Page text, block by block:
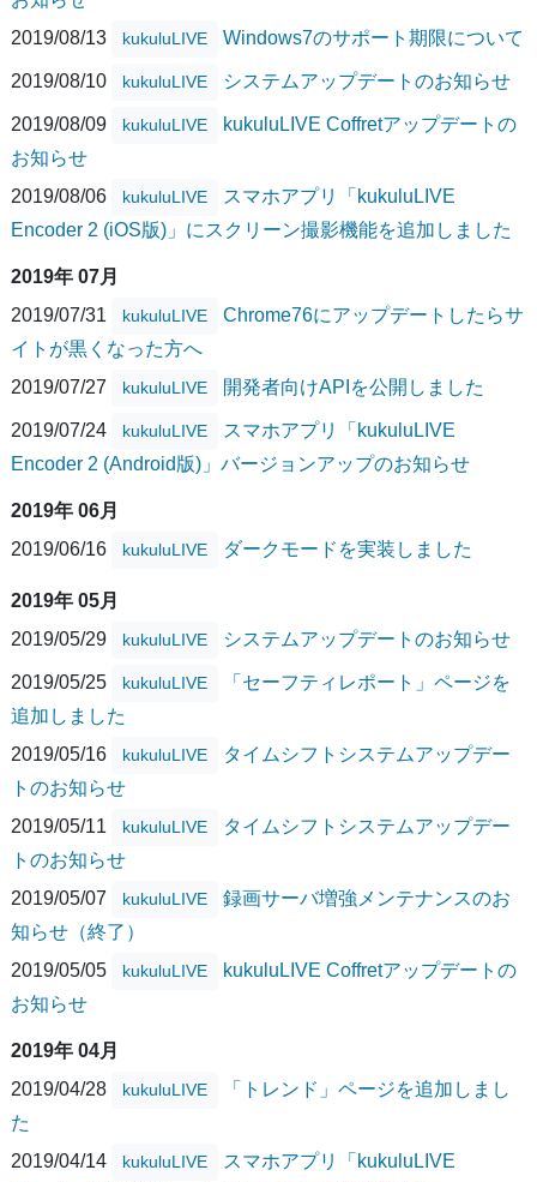
2019/08/13
kukuluLIVE Windows7のサポート期限について
2019/08/10 kukuluLIVE システムアップデートのお知らせ
2019/08/09 kukuluLIVE
kukuluLIVE Coffretアップデートの
お知らせ
2019/08/06
kukuluLIVE
スマホアプリ「kukuluLIVE
Encoder 2 (iOS版)」にスクリーン撮影機能を追加しました
2019年 07月
2019/07/31
kukuluLIVE
Chrome76にアップデートしたらサ
イトが黒くなった方へ
2019/07/27
kukuluLIVE 開発者向けAPIを公開しました
2019/07/24 kukuluLIVE
スマホアプリ「kukuluLIVE
Encoder 2 (Android版)」バージョンアップのお知らせ
2019年 06月
2019/06/16
kukuluLIVE ダークモードを実装しました
2019年 05月
2019/05/29
kukuluLIVE システムアップデートのお知らせ
2019/05/25 kukuluLIVE
「セーフティレポート」ページを
追加しました
2019/05/16
kukuluLIVE
タイムシフトシステムアップデー
トのお知らせ
2019/05/11
kukuluLIVE
タイムシフトシステムアップデー
トのお知らせ
2019/05/07
kukuluLIVE
録画サーバ増強メンテナンスのお
知らせ（終了）
2019/05/05
kukuluLIVE
kukuluLIVE Coffretアップデートの
お知らせ
2019年 04月
2019/04/28
kukuluLIVE
「トレンド」ページを追加しまし
た
2019/04/14
kukuluLIVE
スマホアプリ「kukuluLIVE